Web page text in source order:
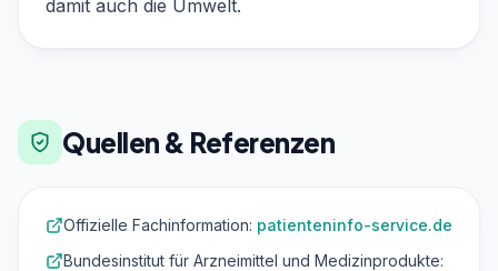
damit auch die Umwelt.
Quellen & Referenzen
Offizielle Fachinformation: patienteninfo-service.de
Bundesinstitut für Arzneimittel und Medizinprodukte: